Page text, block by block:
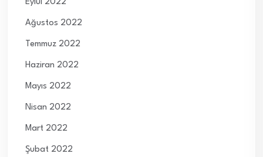
Eylül 2022
Ağustos 2022
Temmuz 2022
Haziran 2022
Mayıs 2022
Nisan 2022
Mart 2022
Şubat 2022